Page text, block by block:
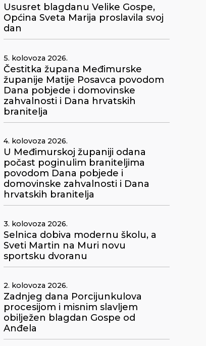
Ususret blagdanu Velike Gospe,
Općina Sveta Marija proslavila svoj
dan
5. kolovoza 2026.
Čestitka župana Međimurske
županije Matije Posavca povodom
Dana pobjede i domovinske
zahvalnosti i Dana hrvatskih
branitelja
4. kolovoza 2026.
U Međimurskoj županiji odana
počast poginulim braniteljima
povodom Dana pobjede i
domovinske zahvalnosti i Dana
hrvatskih branitelja
3. kolovoza 2026.
Selnica dobiva modernu školu, a
Sveti Martin na Muri novu
sportsku dvoranu
2. kolovoza 2026.
Zadnjeg dana Porcijunkulova
procesijom i misnim slavljem
obilježen blagdan Gospe od
Anđela